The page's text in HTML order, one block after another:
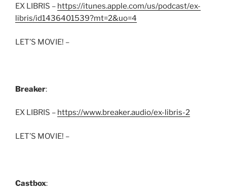
EX LIBRIS – https://itunes.apple.com/us/podcast/ex-
libris/id1436401539?mt=2&uo=4
LET’S MOVIE! –
Breaker:
EX LIBRIS – https://www.breaker.audio/ex-libris-2
LET’S MOVIE! –
Castbox: